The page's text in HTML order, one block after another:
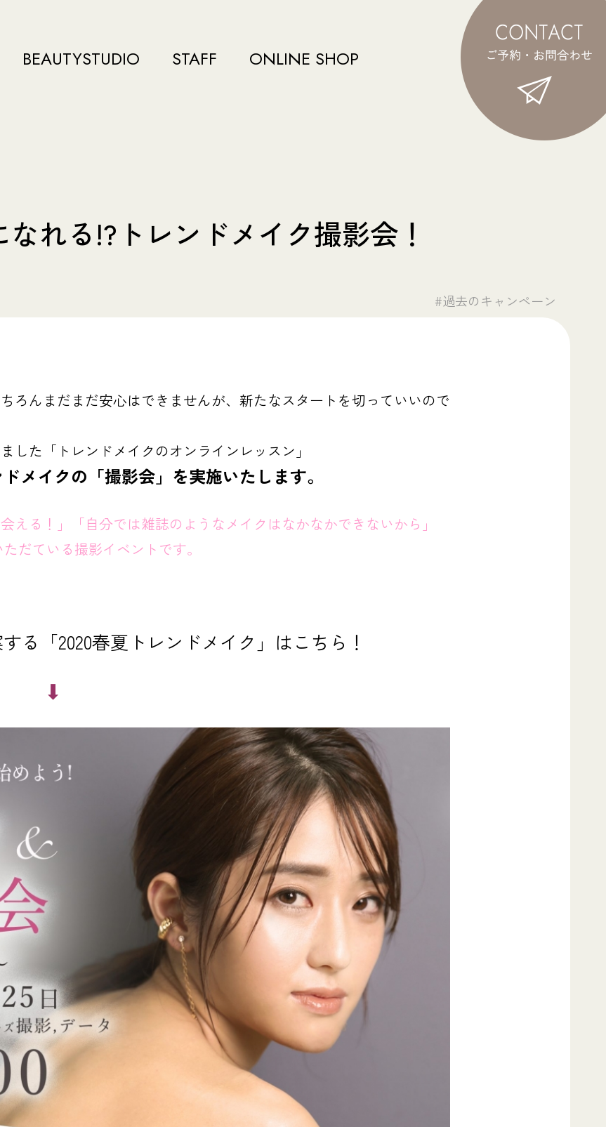
BEAUTYSTUDIO STAFF
ONLINE SHOP
れる!?トレンドメイク撮影会！
#過去のキャンペーン
ろんまだまだ安心はできませんが、新たなスタートを切っていいので
した「トレンドメイクのオンラインレッスン」
メイクの「撮影会」を実施いたします。
える！」「自分では雑誌のようなメイクはなかなかできないから」
だている撮影イベントです。
る「2020春夏トレンドメイク」はこちら！
⬇︎